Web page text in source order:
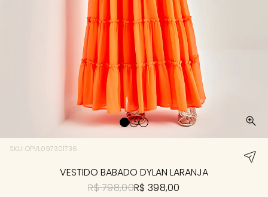
SKU: OPVL097301736
VESTIDO BABADO DYLAN LARANJA
R$ 798,00R$ 398,00